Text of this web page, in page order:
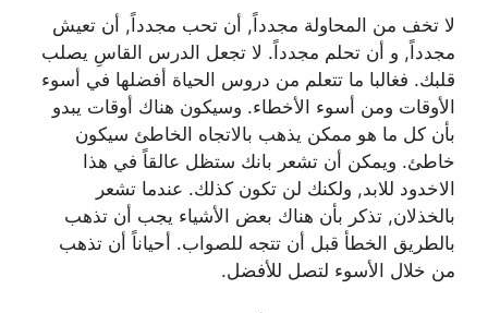
لا تخف من المحاولة مجدداً, أن تحب مجدداً, أن تعيش
مجدداً, و أن تحلم مجدداً. لا تجعل الدرس القاسِ يصلب
قلبك. فغالبا ما تتعلم من دروس الحياة أفضلها في أسوء
الأوقات ومن أسوء الأخطاء. وسيكون هناك أوقات يبدو
بأن كل ما هو ممكن يذهب بالاتجاه الخاطئ سيكون
خاطئ. ويمكن أن تشعر بانك ستظل عالقاً في هذا
الاخدود للابد, ولكنك لن تكون كذلك. عندما تشعر
بالخذلان, تذكر بأن هناك بعض الأشياء يجب أن تذهب
بالطريق الخطأ قبل أن تتجه للصواب. أحياناً أن تذهب
من خلال الأسوء لتصل للأفضل.